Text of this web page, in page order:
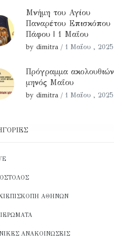
Μνήμη του Αγίου
Παναρέτου Επισκόπου
Πάφου | 1 Μαΐου
by dimitra / 1 Μαΐου , 2025
Πρόγραμμα ακολουθιών
μηνός Μαΐου
by dimitra / 1 Μαΐου , 2025
ΑΘΗΝΏΝ
ΑΝΑΚΟΙΝΏΣΕΙΣ